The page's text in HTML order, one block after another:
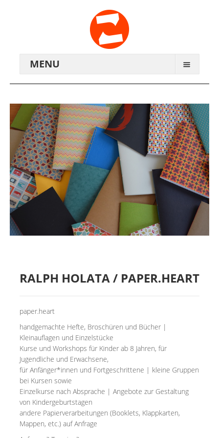
MENU
ARCHIV
WIR ÜBER UNS
ANREISE
KONTAKTE
ZENTRALWERK E.V.
GENOSSENSCHAFT
MIETER:INNEN
NACHHALTIGKEIT UND KLIMASCHUTZ
WE ARE MEMBERS OF TRANS EUROPE HALLES
VERMIETUNG
UNTERSTÜTZEN
NEWSLETTER
RALPH HOLATA / PAPER.HEART
paper.heart
handgemachte Hefte, Broschüren und Bücher |
Kleinauflagen und Einzelstücke
Kurse und Workshops für Kinder ab 8 Jahren, für
Jugendliche und Erwachsene,
für Anfänger*innen und Fortgeschrittene | kleine Gruppen
bei Kursen sowie
Einzelkurse nach Absprache | Angebote zur Gestaltung
von Kindergeburtstagen
andere Papierverarbeitungen (Booklets, Klappkarten,
Mappen, etc.) auf Anfrage